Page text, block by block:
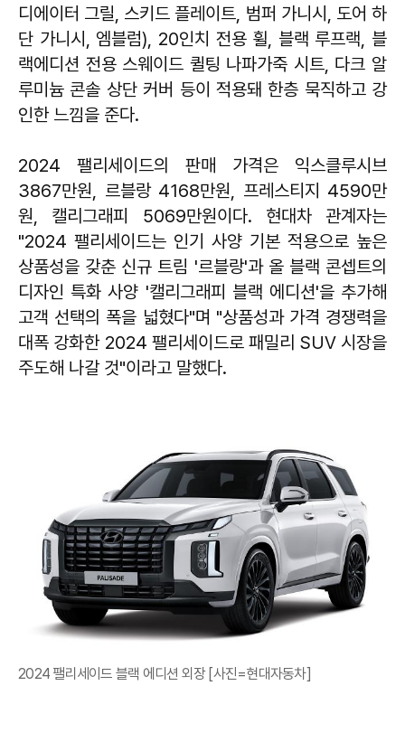
디에이터 그릴, 스키드 플레이트, 범퍼 가니시, 도어 하
단 가니시, 엠블럼), 20인치 전용 휠, 블랙 루프랙, 블
랙에디션 전용 스웨이드 퀼팅 나파가죽 시트, 다크 알
루미늄 콘솔 상단 커버 등이 적용돼 한층 묵직하고 강
인한 느낌을 준다.
2024 팰리세이드의 판매 가격은 익스클루시브
3867만원, 르블랑 4168만원, 프레스티지 4590만
원, 캘리그래피 5069만원이다. 현대차 관계자는
"2024 팰리세이드는 인기 사양 기본 적용으로 높은
상품성을 갖춘 신규 트림 '르블랑'과 올 블랙 콘셉트의
디자인 특화 사양 '캘리그래피 블랙 에디션'을 추가해
고객 선택의 폭을 넓혔다"며 "상품성과 가격 경쟁력을
대폭 강화한 2024 팰리세이드로 패밀리 SUV 시장을
주도해 나갈 것"이라고 말했다.
2024 팰리세이드 블랙 에디션 외장 [사진=현대자동차]